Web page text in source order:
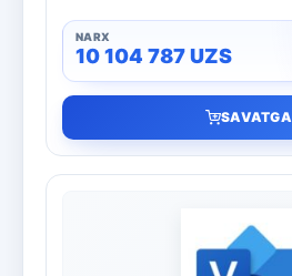
10 104 787UZS
SAVATGA